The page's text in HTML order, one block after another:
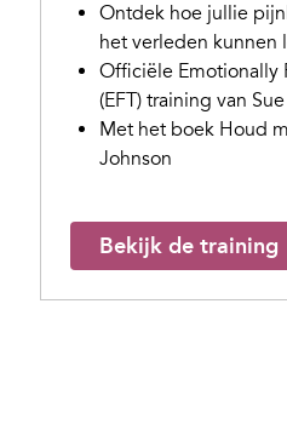
Ontdek hoe jullie
het verleden kunnen
Officiële Emotionally
(EFT) training van
Met het boek Houd
Johnson
Bekijk de training